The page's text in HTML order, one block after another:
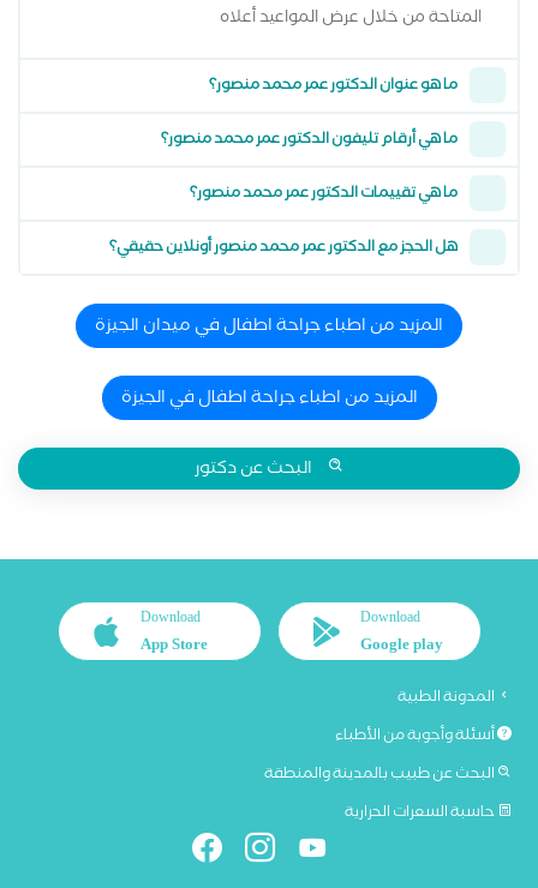
المتاحة من خلال عرض المواعيد أعلاه
ما هو عنوان الدكتور عمر محمد منصور؟
ما هي أرقام تليفون الدكتور عمر محمد منصور؟
ما هي تقييمات الدكتور عمر محمد منصور؟
هل الحجز مع الدكتور عمر محمد منصور أونلاين حقيقي؟
المزيد من اطباء جراحة اطفال في ميدان الجيزة
المزيد من اطباء جراحة اطفال في الجيزة
البحث عن دكتور
Download
Google play
Download
App Store
المدونة الطبية
أسئلة وأجوبة من الأطباء
البحث عن طبيب بالمدينة والمنطقة
حاسبة السعرات الحرارية